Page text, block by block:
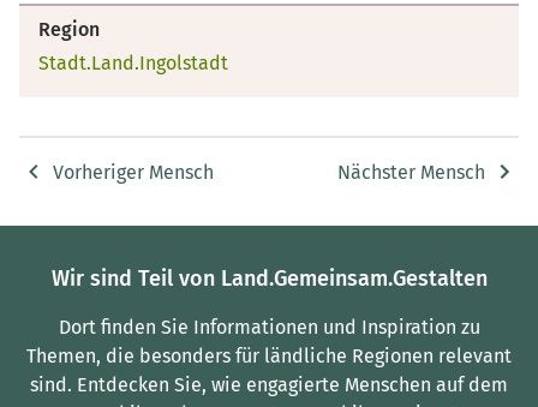
Region
Stadt.Land.Ingolstadt
Vorheriger Mensch Nächster Mensch
Wir sind Teil von Land.Gemeinsam.Gestalten
Dort finden Sie Informationen und Inspiration zu
Themen, die besonders für ländliche Regionen relevant
sind. Entdecken Sie, wie engagierte Menschen auf dem